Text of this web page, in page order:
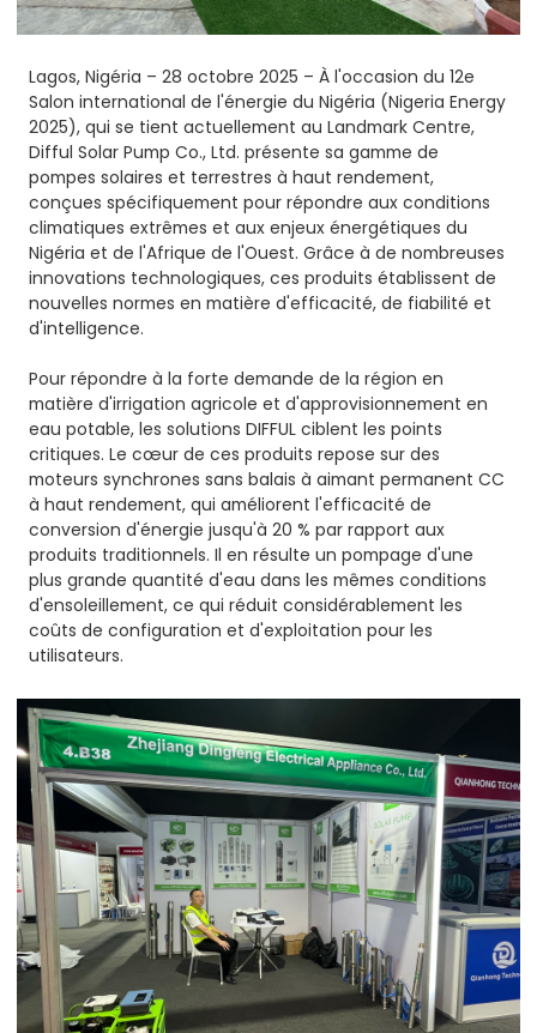
Lagos, Nigéria – 28 octobre 2025 – À l'occasion du 12e
Salon international de l'énergie du Nigéria (Nigeria Energy
2025), qui se tient actuellement au Landmark Centre,
Difful Solar Pump Co., Ltd. présente sa gamme de
pompes solaires et terrestres à haut rendement,
conçues spécifiquement pour répondre aux conditions
climatiques extrêmes et aux enjeux énergétiques du
Nigéria et de l'Afrique de l'Ouest. Grâce à de nombreuses
innovations technologiques, ces produits établissent de
nouvelles normes en matière d'efficacité, de fiabilité et
d'intelligence.
Pour répondre à la forte demande de la région en
matière d'irrigation agricole et d'approvisionnement en
eau potable, les solutions DIFFUL ciblent les points
critiques. Le cœur de ces produits repose sur des
moteurs synchrones sans balais à aimant permanent CC
à haut rendement, qui améliorent l'efficacité de
conversion d'énergie jusqu'à 20 % par rapport aux
produits traditionnels. Il en résulte un pompage d'une
plus grande quantité d'eau dans les mêmes conditions
d'ensoleillement, ce qui réduit considérablement les
coûts de configuration et d'exploitation pour les
utilisateurs.